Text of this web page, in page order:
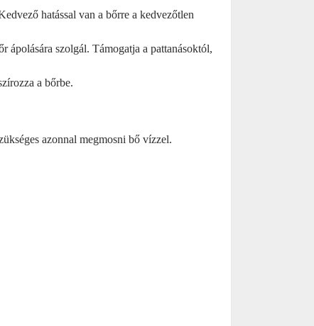
hatással van a bőrre a kedvezőtlen
ápolására szolgál. Támogatja a pattanásoktól,
a bőrbe.
azonnal megmosni bő vízzel.